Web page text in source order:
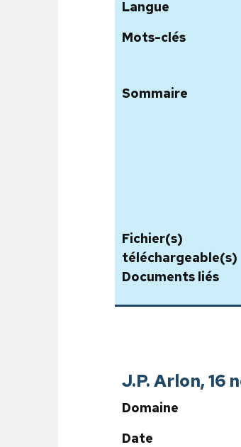
Langue
Mots-clés
Sommaire
Fichier(s)
téléchargeable(s)
Documents liés
J.P. Arlon, 16
Domaine
Date